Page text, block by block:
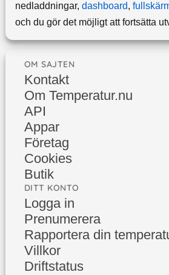
nedladdningar, dashboard,
och du gör det möjligt att fortsätta
OM SAJTEN
Kontakt
Om Temperatur.nu
API
Appar
Företag
Cookies
Butik
DITT KONTO
Logga in
Prenumerera
Rapportera din
Villkor
Driftstatus